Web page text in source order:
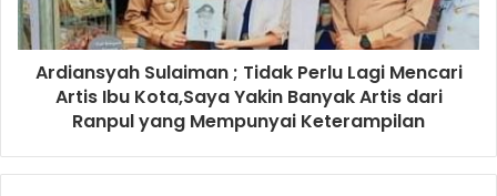
Ardiansyah Sulaiman ; Tidak Perlu Lagi Mencari
Artis Ibu Kota,Saya Yakin Banyak Artis dari
Ranpul yang Mempunyai Keterampilan